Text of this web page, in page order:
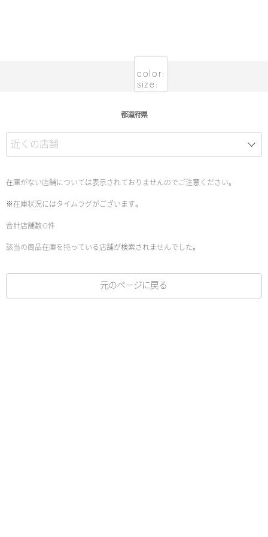
color:
size:
都道府県
在庫がない店舗については表示されておりませんのでご注意ください。
※在庫状況にはタイムラグがございます。
合計店舗数:0件
該当の商品在庫を持っている店舗が検索されませんでした。
元のページに戻る